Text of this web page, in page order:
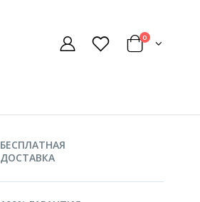
0
БЕСПЛАТНАЯ
ДОСТАВКА